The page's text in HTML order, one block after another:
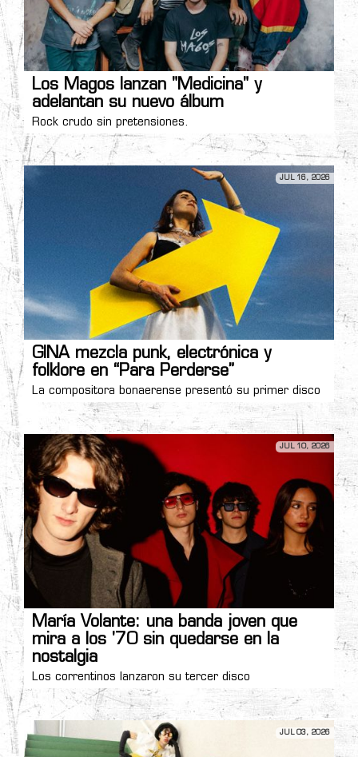
Los Magos lanzan "Medicina" y
adelantan su nuevo álbum
Rock crudo sin pretensiones.
JUL 16, 2026
GINA mezcla punk, electrónica y
folklore en “Para Perderse”
La compositora bonaerense presentó su primer disco
JUL 10, 2026
María Volante: una banda joven que
mira a los '70 sin quedarse en la
nostalgia
Los correntinos lanzaron su tercer disco
JUL 03, 2026